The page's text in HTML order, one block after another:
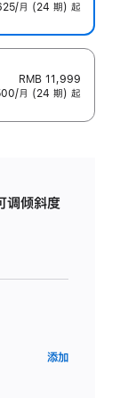
月 (24 期) 起
RMB 11,999
月 (24 期) 起
倾斜度
添加